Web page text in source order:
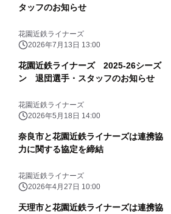
タッフのお知らせ
花園近鉄ライナーズ
2026年7月13日 13:00
花園近鉄ライナーズ 2025-26シーズ
ン 退団選手・スタッフのお知らせ
花園近鉄ライナーズ
2026年5月18日 14:00
奈良市と花園近鉄ライナーズは連携協
力に関する協定を締結
花園近鉄ライナーズ
2026年4月27日 10:00
天理市と花園近鉄ライナーズは連携協